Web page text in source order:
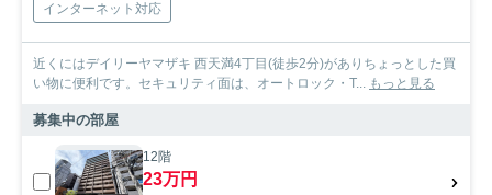
インターネット対応
近くにはデイリーヤマザキ 西天満4丁目(徒歩2分)がありちょっとした買
い物に便利です。セキュリティ面は、オートロック・T... もっと見る
募集中の部屋
12階
23万円